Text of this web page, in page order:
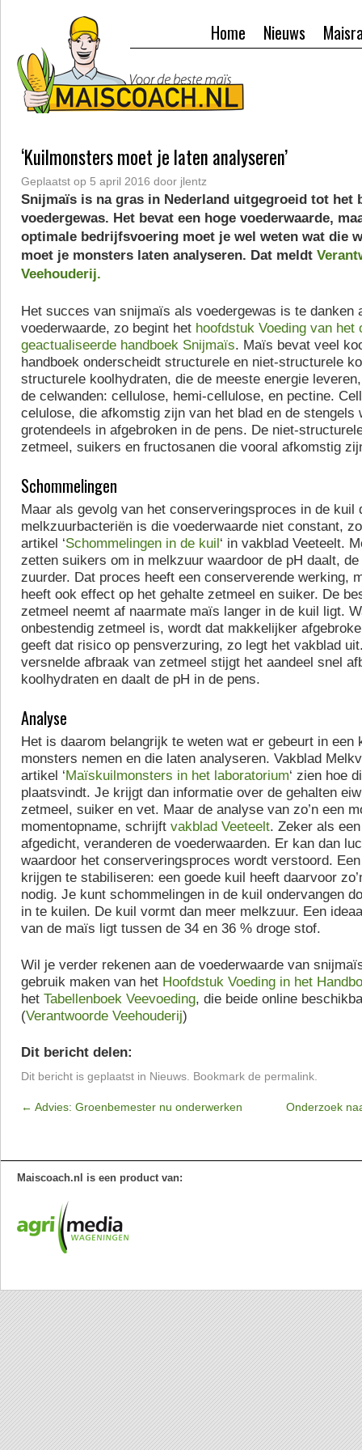
Nieuws
Home
‘Kuilmonsters moet je laten analyseren’
Geplaatst op 5 april 2016 door jlentz
Snijmaïs is na gras in Nederland uitgegroeid tot het
voedergewas. Het bevat een hoge voederwaarde,
optimale bedrijfsvoering moet je wel weten wat die
moet je monsters laten analyseren. Dat meldt
Veehouderij.
Het succes van snijmaïs als voedergewas is te danken
voederwaarde, zo begint het hoofdstuk Voeding van het
geactualiseerde handboek Snijmaïs. Maïs bevat veel
handboek onderscheidt structurele en niet-structurele
structurele koolhydraten, die de meeste energie
de celwanden: cellulose, hemi-cellulose, en pectine.
celulose, die afkomstig zijn van het blad en de stengels
grotendeels in afgebroken in de pens. De niet-
zetmeel, suikers en fructosanen die vooral afkomstig
Schommelingen
Maar als gevolg van het conserveringsproces in de kuil
melkzuurbacteriën is die voederwaarde niet constant,
artikel ‘Schommelingen in de kuil‘ in vakblad Veeteelt.
zetten suikers om in melkzuur waardoor de pH daalt,
zuurder. Dat proces heeft een conserverende werking,
heeft ook effect op het gehalte zetmeel en suiker. De
zetmeel neemt af naarmate maïs langer in de kuil ligt.
onbestendig zetmeel is, wordt dat makkelijker
geeft dat risico op pensverzuring, zo legt het vakblad
versnelde afbraak van zetmeel stijgt het aandeel snel
koolhydraten en daalt de pH in de pens.
Analyse
Het is daarom belangrijk te weten wat er gebeurt in een
monsters nemen en die laten analyseren. Vakblad
artikel ‘Maïskuilmonsters in het laboratorium‘ zien hoe
plaatsvindt. Je krijgt dan informatie over de gehalten
zetmeel, suiker en vet. Maar de analyse van zo’n een
momentopname, schrijft vakblad Veeteelt. Zeker als
afgedicht, veranderen de voederwaarden. Er kan dan
waardoor het conserveringsproces wordt verstoord.
krijgen te stabiliseren: een goede kuil heeft daarvoor
nodig. Je kunt schommelingen in de kuil ondervangen
in te kuilen. De kuil vormt dan meer melkzuur. Een
van de maïs ligt tussen de 34 en 36 % droge stof.
Wil je verder rekenen aan de voederwaarde van
gebruik maken van het Hoofdstuk Voeding in het
het Tabellenboek Veevoeding, die beide online
(Verantwoorde Veehouderij)
Dit bericht delen:
Dit bericht is geplaatst in Nieuws . Bookmark de permalink
← Advies: Groenbemester nu onderwerken Onderzoek
Maiscoach.nl is een product van: